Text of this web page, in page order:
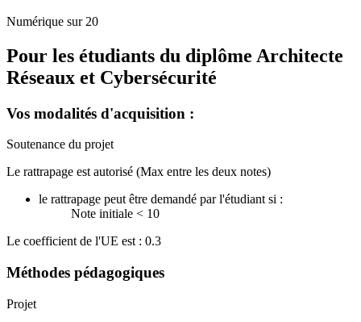
Numérique sur 20
Pour les étudiants du diplôme Architecte
Réseaux et Cybersécurité
Vos modalités d'acquisition :
Soutenance du projet
Le rattrapage est autorisé (Max entre les deux notes)
le rattrapage peut être demandé par l'étudiant si :
Note initiale < 10
Le coefficient de l'UE est : 0.3
Méthodes pédagogiques
Projet